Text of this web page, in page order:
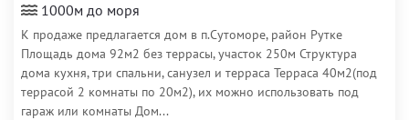
1000м до моря
К продаже предлагается дом в п.Сутоморе, район Рутке
Площадь дома 92м2 без террасы, участок 250м Структура
дома кухня, три спальни, санузел и терраса Терраса 40м2(под
террасой 2 комнаты по 20м2), их можно использовать под
гараж или комнаты Дом...